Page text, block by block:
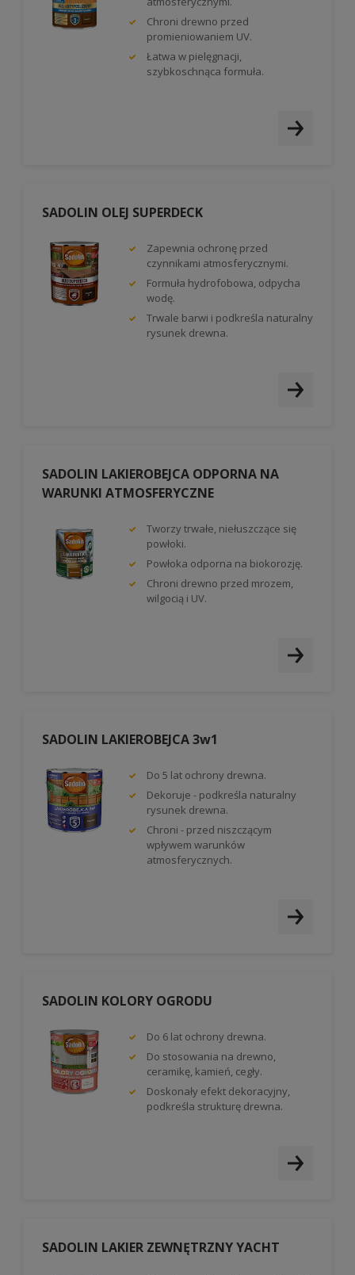
Chroni drewno przed
promieniowaniem UV.
Łatwa w pielęgnacji,
szybkoschnąca formuła.
SADOLIN OLEJ SUPERDECK
Zapewnia ochronę przed
czynnikami atmosferycznymi.
Formuła hydrofobowa, odpycha
wodę.
Trwale barwi i podkreśla naturalny
rysunek drewna.
SADOLIN LAKIEROBEJCA ODPORNA NA
WARUNKI ATMOSFERYCZNE
Tworzy trwałe, niełuszczące się
powłoki.
Powłoka odporna na biokorozję.
Chroni drewno przed mrozem,
wilgocią i UV.
SADOLIN LAKIEROBEJCA 3w1
Do 5 lat ochrony drewna.
Dekoruje - podkreśla naturalny
rysunek drewna.
Chroni - przed niszczącym
wpływem warunków
atmosferycznych.
SADOLIN KOLORY OGRODU
Do 6 lat ochrony drewna.
Do stosowania na drewno,
ceramikę, kamień, cegły.
Doskonały efekt dekoracyjny,
podkreśla strukturę drewna.
SADOLIN LAKIER ZEWNĘTRZNY YACHT